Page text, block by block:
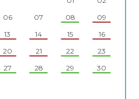
06 07 08
09
13 14 15
16
20 21 22
23
27 28 29
30